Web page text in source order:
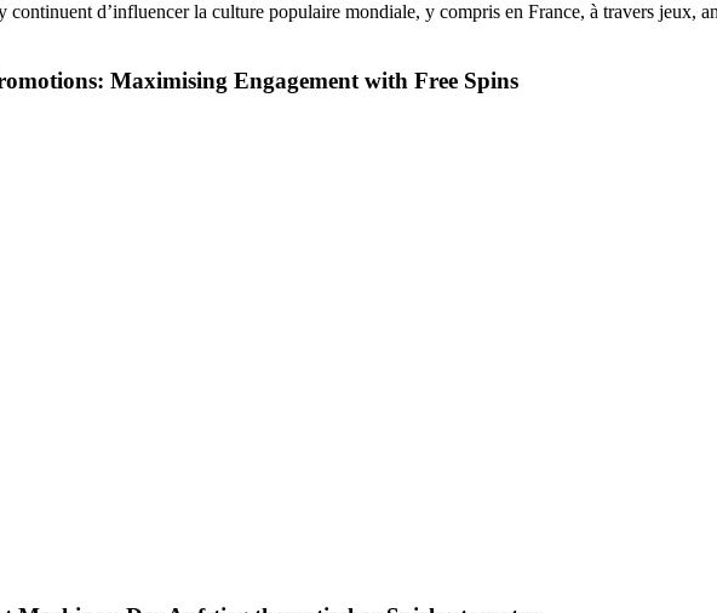
d’influencer la culture populaire mondiale, y compris en France, à travers jeux,
Maximising Engagement with Free Spins